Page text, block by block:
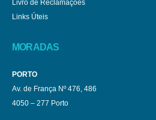
Livro de Reclamações
Links Úteis
MORADAS
PORTO
Av. de França Nº 476, 486
4050 – 277 Porto